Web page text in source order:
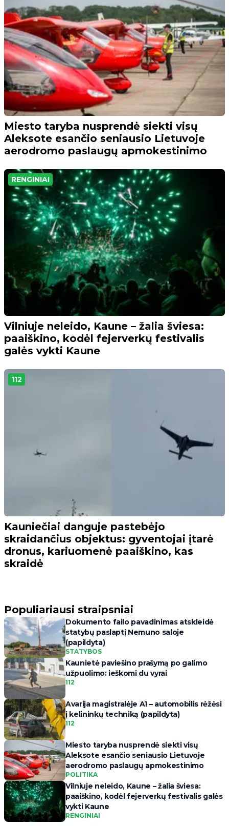
Miesto taryba nusprendė siekti visų
Aleksote esančio seniausio Lietuvoje
aerodromo paslaugų apmokestinimo
RENGINIAI
Vilniuje neleido, Kaune – žalia šviesa:
paaiškino, kodėl fejerverkų festivalis
galės vykti Kaune
112
Kauniečiai danguje pastebėjo
skraidančius objektus: gyventojai įtarė
dronus, kariuomenė paaiškino, kas
skraidė
Populiariausi straipsniai
Dokumento failo pavadinimas atskleidė
statybų paslaptį Nemuno saloje
(papildyta)
STATYBOS
Kaunietė paviešino prašymą po galimo
užpuolimo: ieškomi du vyrai
112
Avarija magistralėje A1 – automobilis rėžėsi
į kelininkų techniką (papildyta)
112
Miesto taryba nusprendė siekti visų
Aleksote esančio seniausio Lietuvoje
aerodromo paslaugų apmokestinimo
POLITIKA
Vilniuje neleido, Kaune – žalia šviesa:
paaiškino, kodėl fejerverkų festivalis galės
vykti Kaune
RENGINIAI